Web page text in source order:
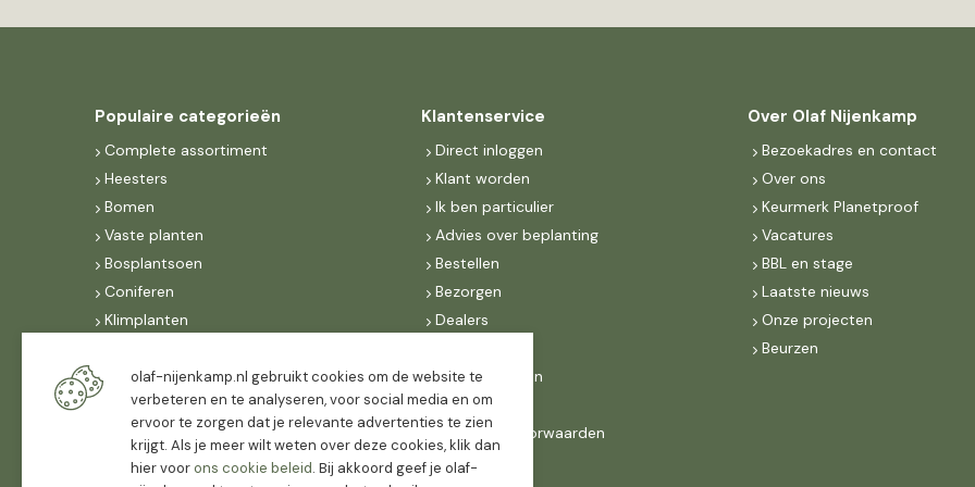
Populaire categorieën
Complete assortiment
Heesters
Bomen
Vaste planten
Bosplantsoen
Coniferen
Klimplanten
Dak, lei- & vormbomen
Dealers
Klantenservice
Direct inloggen
Klant worden
Ik ben particulier
Advies over beplanting
Bestellen
Bezorgen
Dealers
IncoNed Groen
FAQ
Algemene voorwaarden
Over Olaf Nijenkamp
Bezoekadres en contact
Over ons
Keurmerk Planetproof
Vacatures
BBL en stage
Laatste nieuws
Onze projecten
Beurzen
olaf-nijenkamp.nl gebruikt cookies om de website te
verbeteren en te analyseren, voor social media en om
ervoor te zorgen dat je relevante advertenties te zien
krijgt. Als je meer wilt weten over deze cookies, klik dan
hier voorons cookie beleid. Bij akkoord geef je olaf-